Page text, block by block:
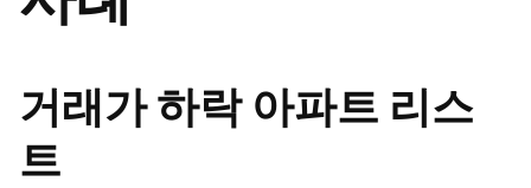
거래가 하락 아파트 리스
트